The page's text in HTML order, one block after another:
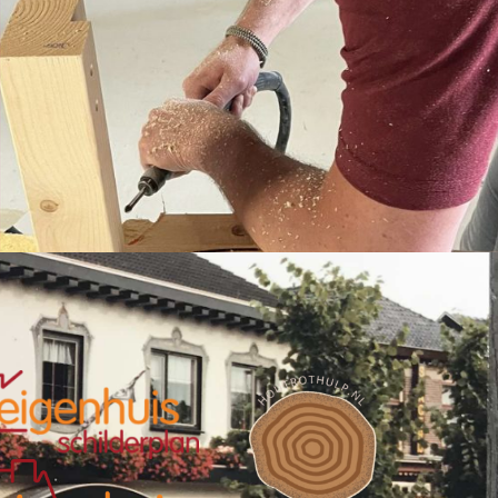
om dit
Voor
per
je jaren
het
ook een
door de
Tony en
en
het
zeer
mooi resultaat
geleverd.
ANIQUE
8 JUNI 2021
werd
gewerkt.
WILFRED M
8 JUNI 2022